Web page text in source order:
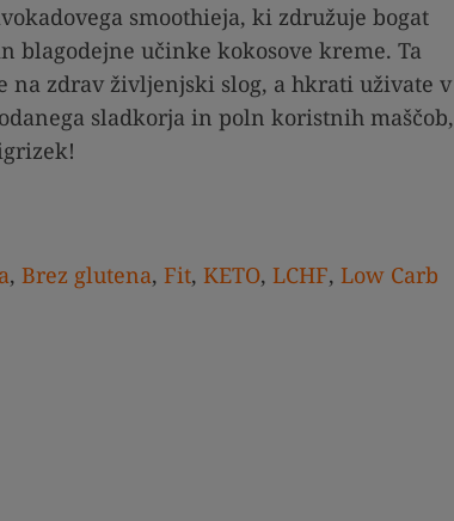
smoothieja, ki združuje bogat
blagodejne učinke kokosove kreme. Ta
na zdrav življenjski slog, a hkrati uživate v
sladkorja in poln koristnih maščob,
, Brez glutena, Fit, KETO, LCHF, Low Carb